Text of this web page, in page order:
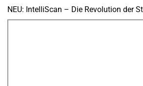
NEU: IntelliScan – Die Revolution der